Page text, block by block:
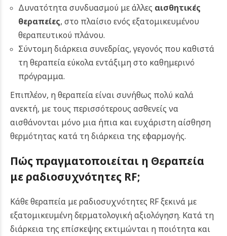
Δυνατότητα συνδυασμού με άλλες αισθητικές
θεραπείες, στο πλαίσιο ενός εξατομικευμένου
θεραπευτικού πλάνου.
Σύντομη διάρκεια συνεδρίας, γεγονός που καθιστά
τη θεραπεία εύκολα εντάξιμη στο καθημερινό
πρόγραμμα.
Επιπλέον, η θεραπεία είναι συνήθως πολύ καλά
ανεκτή, με τους περισσότερους ασθενείς να
αισθάνονται μόνο μια ήπια και ευχάριστη αίσθηση
θερμότητας κατά τη διάρκεια της εφαρμογής.
Πώς πραγματοποιείται η Θεραπεία
με ραδιοσυχνότητες RF;
Κάθε θεραπεία με ραδιοσυχνότητες RF ξεκινά με
εξατομικευμένη δερματολογική αξιολόγηση. Κατά τη
διάρκεια της επίσκεψης εκτιμώνται η ποιότητα και